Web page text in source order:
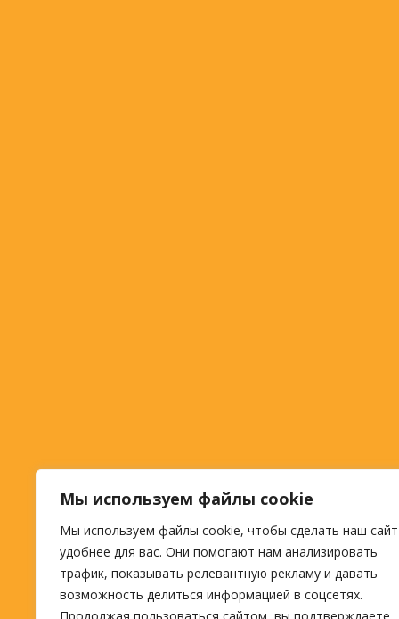
Мы используем файлы cookie
Мы используем файлы cookie, чтобы сделать наш сайт
удобнее для вас. Они помогают нам анализировать
трафик, показывать релевантную рекламу и давать
возможность делиться информацией в соцсетях.